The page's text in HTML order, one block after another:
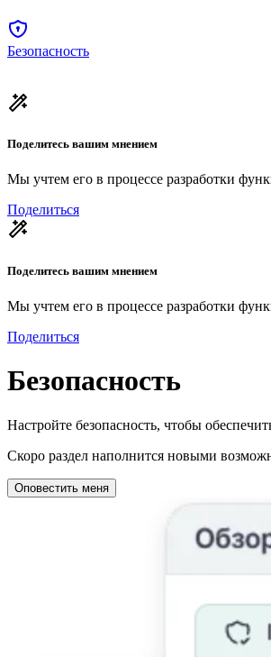
Безопасность
Поделитесь вашим мнением
Мы учтем его в процессе разработки
Поделиться
Поделитесь вашим мнением
Мы учтем его в процессе разработки
Поделиться
Безопасность
Настройте безопасность, чтобы
Скоро раздел наполнится новыми
Оповестить меня